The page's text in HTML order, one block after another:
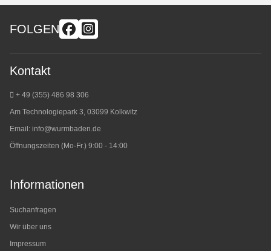
FOLGEN
Kontakt
+ 49 (355) 486 98 306
Am Technologiepark 3, 03099 Kolkwitz
Email: info@wurmbaden.de
Öffnungszeiten (Mo-Fr.) 9:00 - 14:00
Informationen
Suchanfragen
Wir über uns
Impressum